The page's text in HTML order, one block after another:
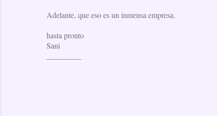
Adelante, que eso es un inmensa empresa.
hasta pronto
Sani